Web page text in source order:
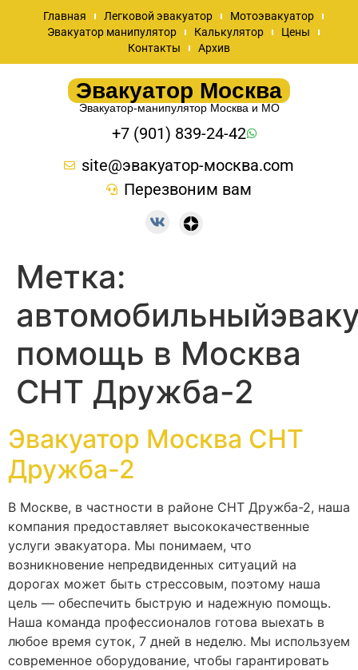
Главная Легковой эвакуатор
Мотоэвакуатор
Эвакуатор манипулятор
Калькулятор
Цены
Контакты
Архив
Эвакуатор Москва
Эвакуатор-манипулятор Москва и МО
+7 (901) 839-24-42
site@эвакуатор-москва.com
Перезвоним вам
Метка:
помощь в Москва
СНТ Дружба-2
Эвакуатор Москва СНТ
Дружба-2
В Москве, в частности в районе СНТ Дружба-2, наша
компания предоставляет высококачественные
услуги эвакуатора. Мы понимаем, что
возникновение непредвиденных ситуаций на
дорогах может быть стрессовым, поэтому наша
цель — обеспечить быструю и надежную помощь.
Наша команда профессионалов готова выехать в
любое время суток, 7 дней в неделю. Мы используем
современное оборудование, чтобы гарантировать